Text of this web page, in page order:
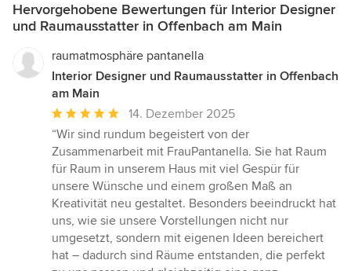
Hervorgehobene Bewertungen für Interior Designer
und Raumausstatter in Offenbach am Main
raumatmosphäre pantanella
Interior Designer und Raumausstatter in Offenbach
am Main
Durchschnittliche
Bewertung:
5
von
5
Sternen
14. Dezember 2025
“Wir sind rundum begeistert von der
Zusammenarbeit mit FrauPantanella. Sie hat Raum
für Raum in unserem Haus mit viel Gespür für
unsere Wünsche und einem großen Maß an
Kreativität neu gestaltet. Besonders beeindruckt hat
uns, wie sie unsere Vorstellungen nicht nur
umgesetzt, sondern mit eigenen Ideen bereichert
hat – dadurch sind Räume entstanden, die perfekt